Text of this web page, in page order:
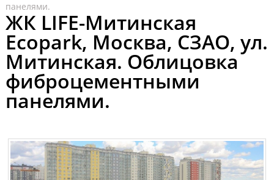
панелями.
ЖК LIFE-Митинская
Ecopark, Москва, СЗАО, ул.
Митинская. Облицовка
фиброцементными
панелями.